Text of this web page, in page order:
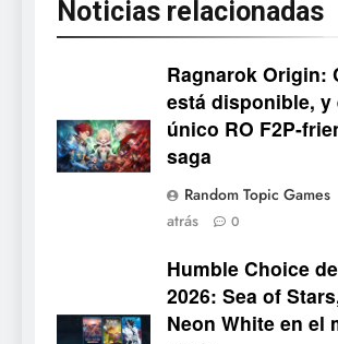
Noticias relacionadas
Ragnarok Origin:
está disponible, y
único RO F2P-
saga
Random Topic Games
atrás
0
Humble Choice
2026: Sea of
Neon White en el
8
Stuntman:
la conducción
PS5, Xbox Series
NOTICIAS DE
1
está disponible,
RO F2P-friendly
Humble Choice